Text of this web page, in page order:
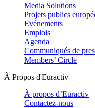
Media Solutions
Projets publics
Evénements
Emplois
Agenda
Communiqués de
Members’ Circle
À Propos d'Euractiv
À propos d’Euractiv
Contactez-nous